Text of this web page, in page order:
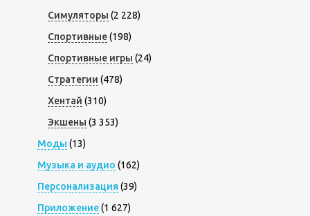
Симуляторы (2 228)
Спортивные(198)
Спортивные игры (24)
Стратегии (478)
Хентай (310)
Экшены (3 353)
Моды (13)
Музыка и аудио (162)
Персонализация (39)
Приложение(1 627)